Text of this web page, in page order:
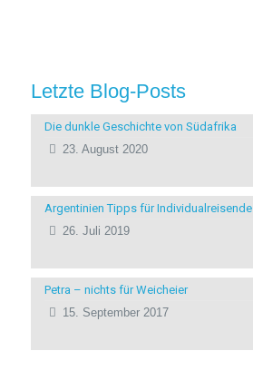
Letzte Blog-Posts
Die dunkle Geschichte von Südafrika
23. August 2020
Argentinien Tipps für Individualreisende
26. Juli 2019
Petra – nichts für Weicheier
15. September 2017